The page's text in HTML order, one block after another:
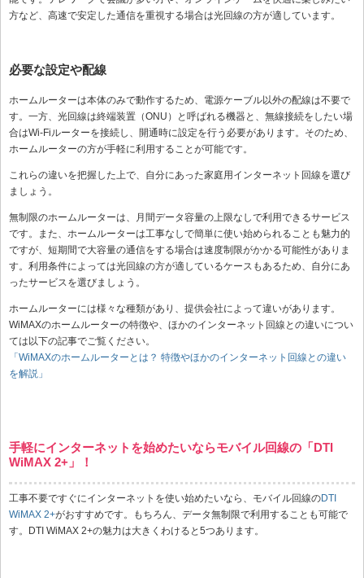
方など、高速で安定した通信を重視する場合は光回線の方が適しています。
必要な設定や配線
ホームルーターは本体のみで動作するため、電源ケーブル以外の配線は不要で
す。一方、光回線は終端装置（ONU）と呼ばれる機器と、無線接続をしたい場
合はWi-Fiルーターを接続し、開通時に設定を行う必要があります。そのため、
ホームルーターの方が手軽に利用することが可能です。
これらの違いを把握した上で、自分にあった家庭用インターネット回線を選び
ましょう。
無制限のホームルーターは、月間データ容量の上限なしで利用できるサービス
です。また、ホームルーターは工事なしで簡単に使い始められることも魅力的
ですが、短期間で大容量の通信をする場合は速度制限がかかる可能性がありま
す。利用条件によっては光回線の方が適しているケースもあるため、自分にあ
ったサービスを選びましょう。
ホームルーターには様々な種類があり、提供会社によって違いがあります。
WiMAXのホームルーターの特徴や、ほかのインターネット回線との違いについ
ては以下の記事でご覧ください。
「WiMAXのホームルーターとは？ 特徴やほかのインターネット回線との違い
を解説」
手軽にインターネットを始めたいならモバイル回線の「DTI
WiMAX 2+」！
工事不要ですぐにインターネットを使い始めたいなら、モバイル回線のDTI
WiMAX 2+がおすすめです。もちろん、データ無制限で利用することも可能で
す。DTI WiMAX 2+の魅力は大きくわけると5つあります。